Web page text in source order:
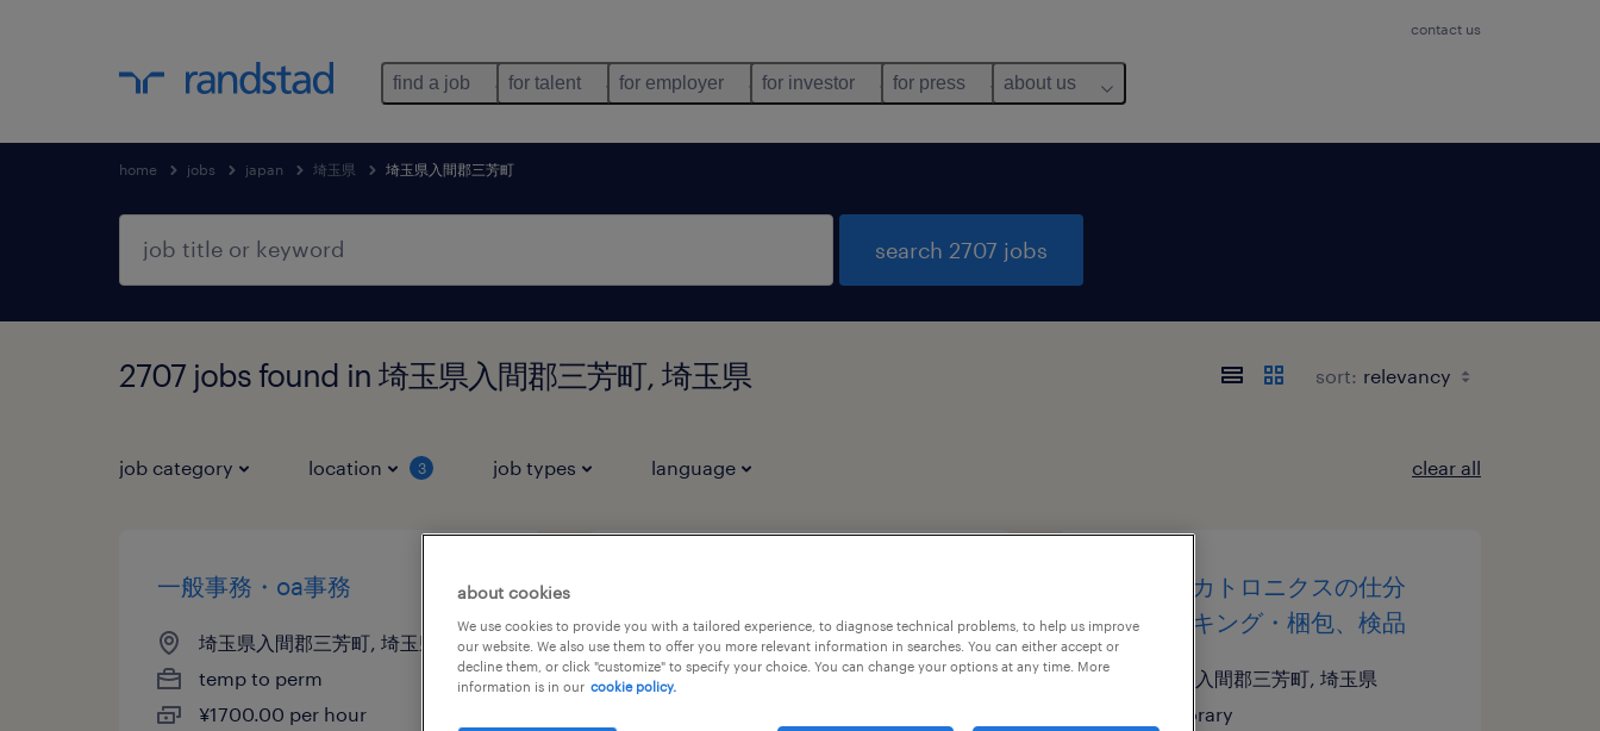
contact us
find a job for talent for employer for investor for press about us
home jobs japan 埼玉県 埼玉県入間郡三芳町
search 2707 jobs
2707 jobs found in 埼玉県入間郡三芳町, 埼玉県 sort:
job category location 3 job types language clear all
一般事務・oa事務
埼玉県入間郡三芳町, 埼玉県
temp to perm
¥1700.00 per hour
埼玉県入間郡三芳町, 埼玉県
temp to perm
機械・メカトロニクスの仕分
け・ピッキング・梱包、検品
埼玉県入間郡三芳町, 埼玉県
temporary
about cookies
We use cookies to provide you with a tailored experience, to diagnose technical problems, to help us improve
our website. We also use them to offer you more relevant information in searches. You can either accept or
decline them, or click "customize" to specify your choice. You can change your options at any time. More
information is in our cookie policy.